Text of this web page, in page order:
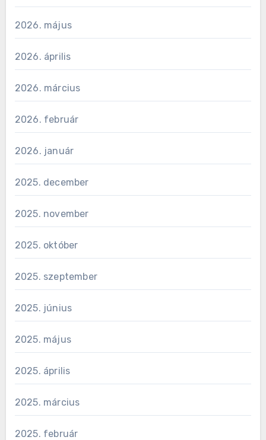
2026. május
2026. április
2026. március
2026. február
2026. január
2025. december
2025. november
2025. október
2025. szeptember
2025. június
2025. május
2025. április
2025. március
2025. február